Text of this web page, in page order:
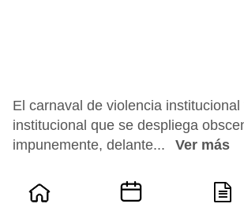
El carnaval de violencia institucional
institucional que se despliega
impunemente, delante...
Ver más